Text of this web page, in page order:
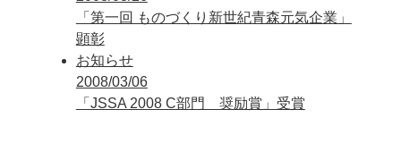
「第一回 ものづくり新世紀青森元気企業」
顕彰
お知らせ
2008/03/06
「JSSA 2008 C部門 奨励賞」受賞